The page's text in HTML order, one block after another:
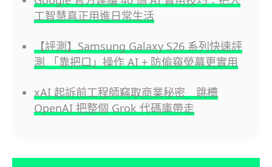
工智慧真正用進日常生活
【評測】Samsung Galaxy S26 系列快速評
測 「靠把口」操作 AI + 防偷窺熒幕更實用
xAI 起訴前工程師竊取商業秘密 跳槽
OpenAI 把整個 Grok 代碼庫帶走